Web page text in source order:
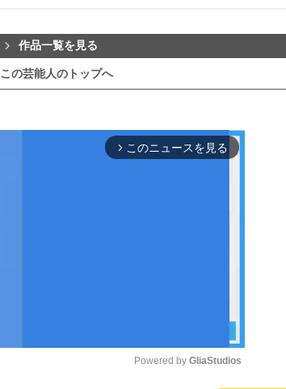
作品一覧を見る
この芸能人のトップへ
arrow_forward_ios このニュースを見る
Powered by GliaStudios